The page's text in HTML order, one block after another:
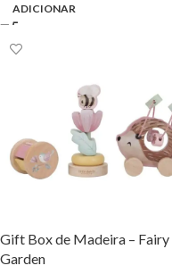
ADICIONAR
Gift Box de Madeira – Fairy
Garden